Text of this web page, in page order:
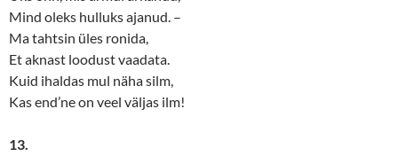
Mind oleks hulluks ajanud. –
Ma tahtsin üles ronida,
Et aknast loodust vaadata.
Kuid ihaldas mul näha silm,
Kas end’ne on veel väljas ilm!
13.